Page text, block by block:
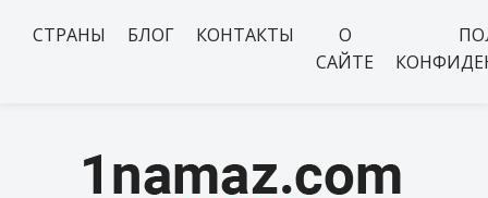
СТРАНЫ БЛОГ КОНТАКТЫ
О
САЙТЕ